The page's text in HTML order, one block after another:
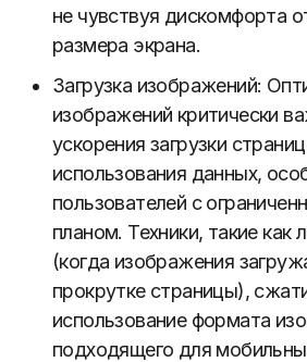
не чувствуя дискомфорта
размера экрана.
Загрузка изображений:
изображений критически
ускорения загрузки
использования данных,
пользователей с
планом. Техники, такие как
(когда изображения
прокрутке страницы),
использование формата
подходящего для